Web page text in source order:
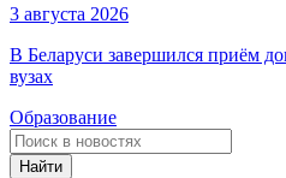
3 августа 2026
В Беларуси завершился приём
вузах
Образование
Найти